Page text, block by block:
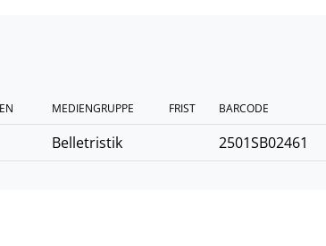
MEDIENGRUPPE FRIST BARCODE
Belletristik 2501SB02461